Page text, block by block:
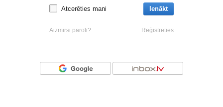
Atcerēties mani Ienākt
Aizmirsi paroli? Reģistrēties